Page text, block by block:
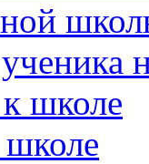
школе